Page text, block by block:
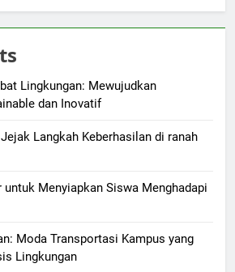
Lingkungan: Mewujudkan
dan Inovatif
Langkah Keberhasilan di ranah
untuk Menyiapkan Siswa Menghadapi
Moda Transportasi Kampus yang
Lingkungan